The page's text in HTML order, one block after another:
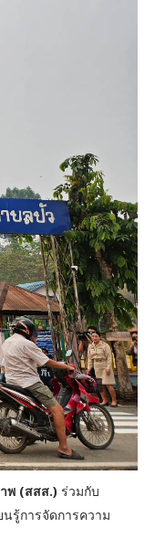
พ (สสส.) ร่วมกับ
รู้การจัดการความ